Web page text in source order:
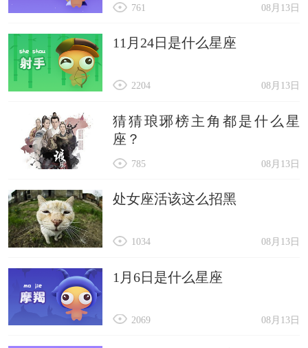
08月13日
761
11月24日是什么星座
08月13日
2204
猜猜琅琊榜主角都是什么星
座？
08月13日
785
处女座活该这么招黑
08月13日
1034
1月6日是什么星座
08月13日
2069